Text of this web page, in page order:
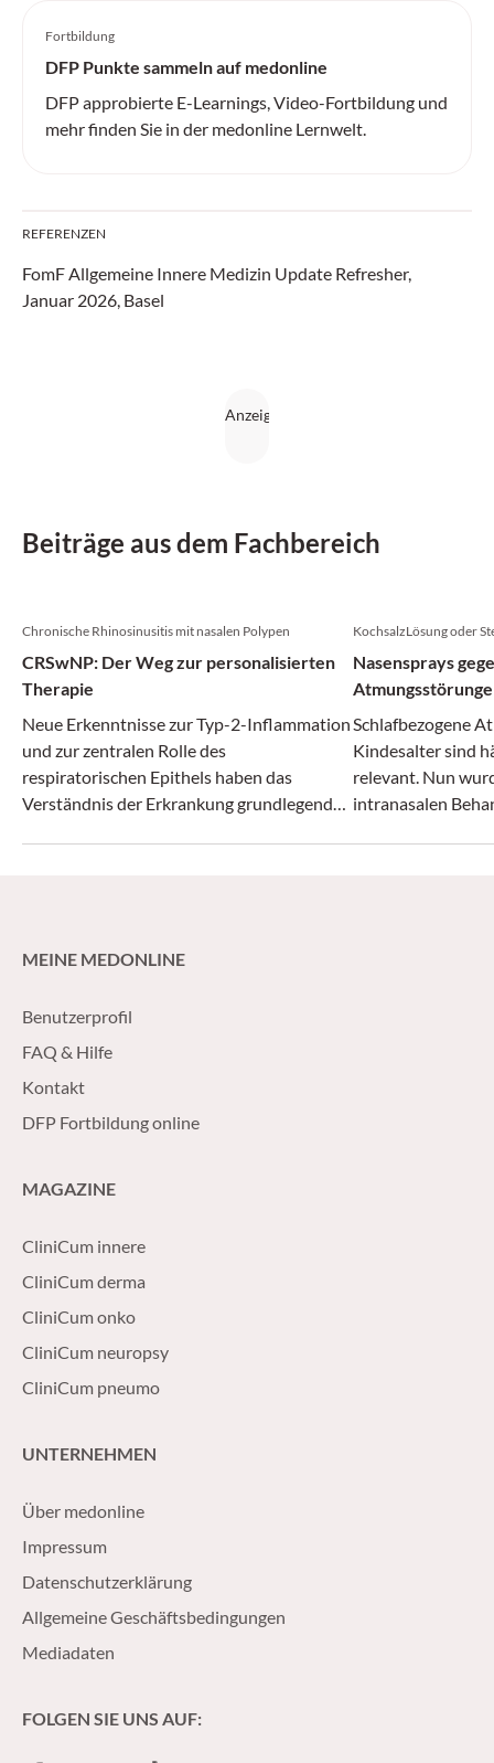
Fortbildung
DFP Punkte sammeln auf medonline
DFP approbierte E-Learnings, Video-Fortbildung und
mehr finden Sie in der medonline Lernwelt.
REFERENZEN
FomF Allgemeine Innere Medizin Update ­Refresher,
Januar 2026, Basel
Beiträge aus dem Fachbereich
Chronische Rhinosinusitis mit nasalen Polypen
CRSwNP: Der Weg zur personalisierten
Therapie
Neue Erkenntnisse zur Typ-2-Inflammation
und zur zentralen Rolle des
respiratorischen Epithels haben das
Verständnis der Erkrankung grundlegend
personalisierte Behandlung ermöglichen.
KochsalzLösung oder
Nasensprays
Schlafbezogene
Kindesalter sind
relevant. Nun
intranasalen
MEINE MEDONLINE
Benutzerprofil
FAQ & Hilfe
Kontakt
DFP Fortbildung online
MAGAZINE
CliniCum innere
CliniCum derma
CliniCum onko
CliniCum neuropsy
CliniCum pneumo
UNTERNEHMEN
Über medonline
Impressum
Datenschutzerklärung
Allgemeine Geschäftsbedingungen
Mediadaten
FOLGEN SIE UNS AUF: